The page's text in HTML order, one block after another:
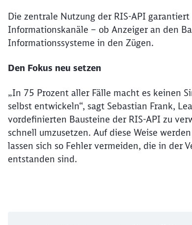
Die zentrale Nutzung der RIS-API
Informationskanäle – ob Anzeiger an den
Informationssysteme in den Zügen.
Den Fokus neu setzen
„In 75 Prozent aller Fälle macht es keinen
selbst entwickeln“, sagt Sebastian Frank,
vordefinierten Bausteine der RIS-API zu
schnell umzusetzen. Auf diese Weise
lassen sich so Fehler vermeiden, die in der
entstanden sind.